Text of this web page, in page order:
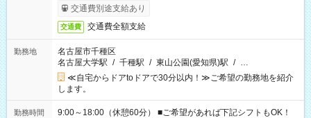
交通費別途支給あり
交通費 交通費全額支給
勤務地
名古屋市千種区
名古屋大学駅 / 千種駅 / 東山公園(愛知県)駅 / …
≪自宅からドアtoドアで30分以内！≫ご希望の勤務地を紹介
します。
勤務時間
9:00～18:00（休憩60分） ■ご希望があれば下記シフトもOK！